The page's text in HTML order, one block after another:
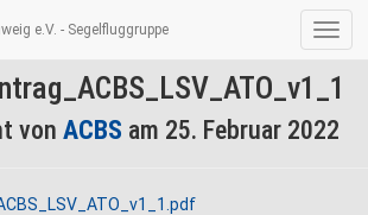
von ACBS am 25. Februar 2022